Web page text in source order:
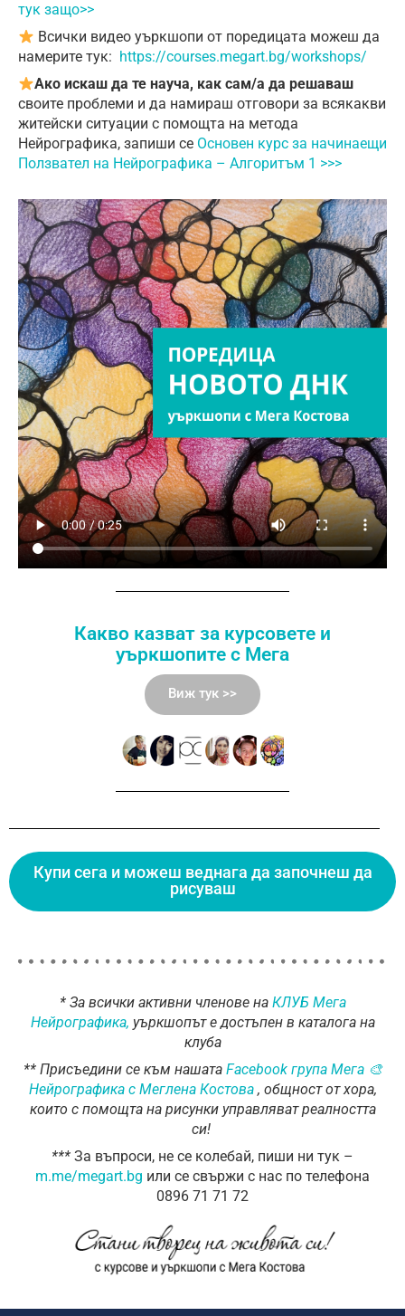
тук защо>>
Всички видео уъркшопи от поредицата можеш да
намерите тук: https://courses.megart.bg/workshops/
Ако искаш да те науча, как сам/а да решаваш
своите проблеми и да намираш отговори за всякакви
житейски ситуации с помощта на метода
Нейрографика, запиши се Основен курс за начинаещи
Ползвател на Нейрографика – Алгоритъм 1 >>>
Какво казват за курсовете и
уъркшопите с Мега
Виж тук >>
Купи сега и можеш веднага да започнеш да
рисуваш
* За всички активни членове наКЛУБ Мега
Нейрографика, уъркшопът е достъпен в каталога на
клуба
** Присъедини се към нашата Facebook група Мега 🎨
Нейрографика с Меглена Костова, общност от хора,
които с помощта на рисунки управляват реалността
си!
*** За въпроси, не се колебай, пиши ни тук –
m.me/megart.bg или се свържи с нас по телефона
0896 71 71 72